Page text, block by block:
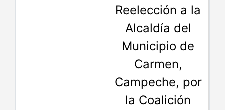
Reelección a la
Alcaldía del
Municipio de
Carmen,
Campeche, por
la Coalición